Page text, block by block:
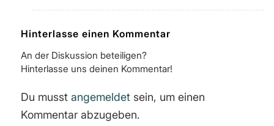
Hinterlasse einen Kommentar
An der Diskussion beteiligen?
Hinterlasse uns deinen Kommentar!
Du musst angemeldetsein, um einen
Kommentar abzugeben.